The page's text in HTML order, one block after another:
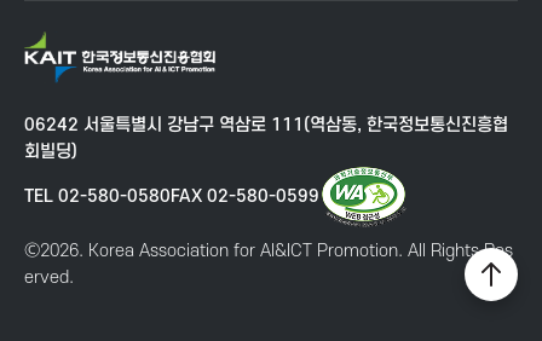
06242 서울특별시 강남구 역삼로 111(역삼동, 한국정보통신진흥협
회빌딩)
TEL 02-580-0580FAX 02-580-0599
Ⓒ2026. Korea Association for AI&ICT Promotion. All Rights Res
erved.
K
T
한
국
보
통
상